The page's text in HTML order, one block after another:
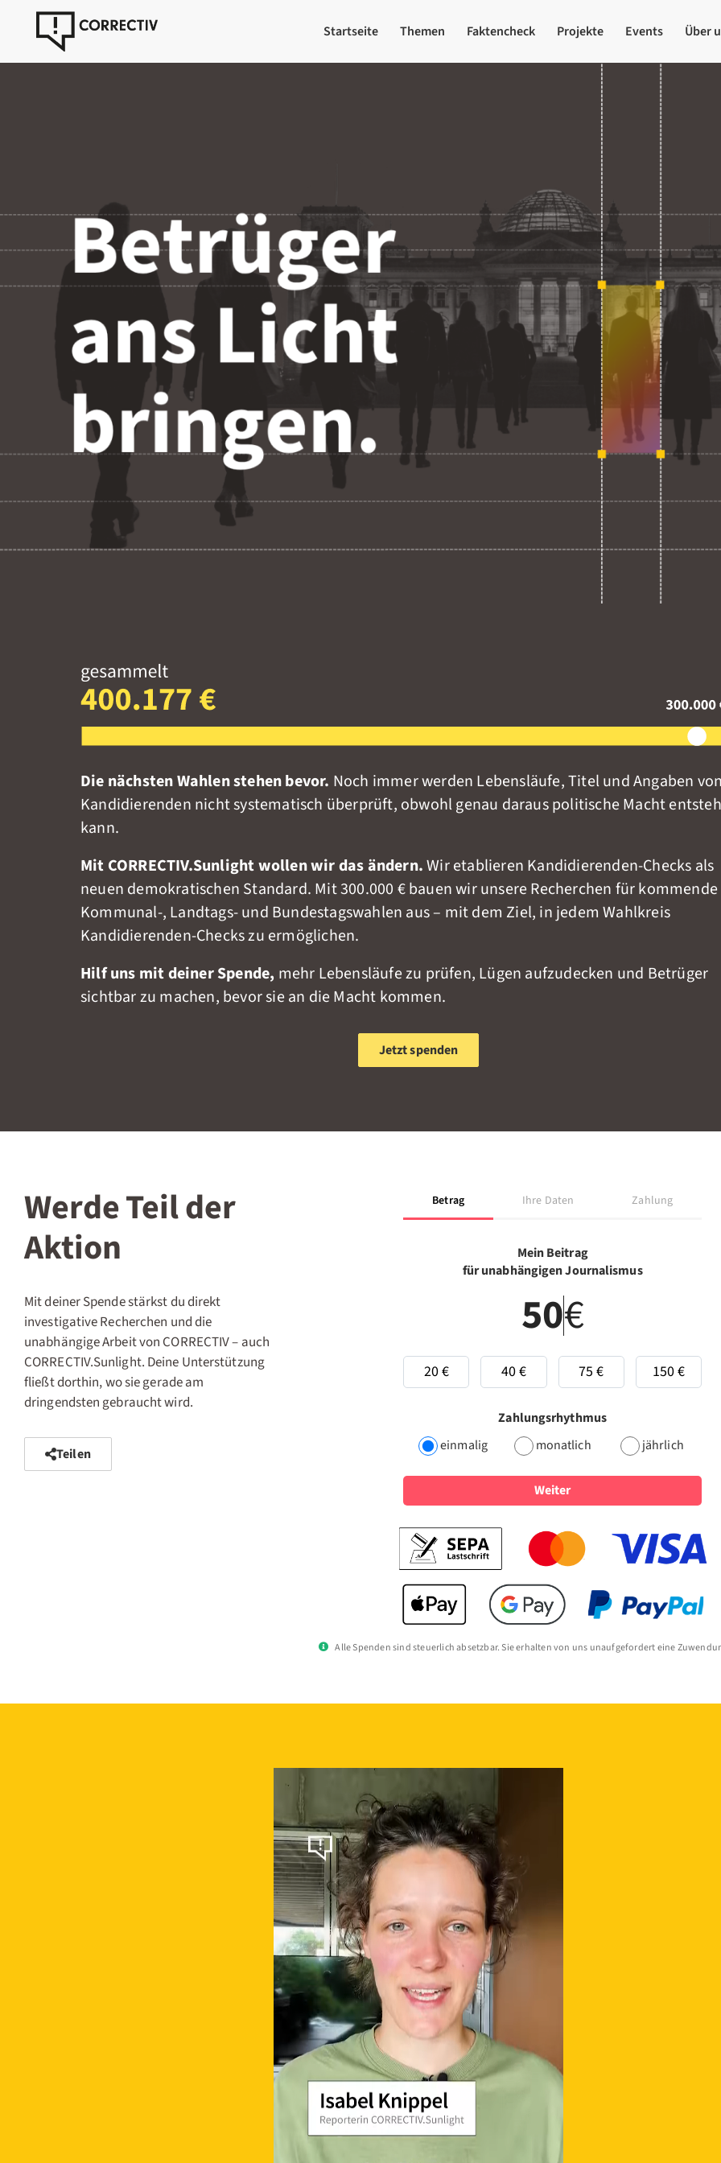
Startseite Themen Faktencheck Projekte Events Über
Die nächsten Wahlen stehen bevor. Noch immer werden Lebensläufe, Titel und Angaben von
Kandidierenden nicht systematisch überprüft, obwohl genau daraus politische Macht
kann.
Mit CORRECTIV.Sunlight wollen wir das ändern.Wir etablieren Kandidierenden-Checks als
neuen demokratischen Standard. Mit 300.000 € bauen wir unsere Recherchen für kommende
Kommunal-, Landtags- und Bundestagswahlen aus – mit dem Ziel, in jedem Wahlkreis
Kandidierenden-Checks zu ermöglichen.
Hilf uns mit deiner Spende, mehr Lebensläufe zu prüfen, Lügen aufzudecken und Betrüger
sichtbar zu machen, bevor sie an die Macht kommen.
Jetzt spenden
Werde Teil der
Aktion
Mit deiner Spende stärkst du direkt
investigative Recherchen und die
unabhängige Arbeit von CORRECTIV – auch
CORRECTIV.Sunlight. Deine Unterstützung
fließt dorthin, wo sie gerade am
dringendsten gebraucht wird.
Teilen
Betrag Ihre Daten Zahlung
Mein Beitrag
für unabhängigen Journalismus
€
20 € 40 € 75 € 150 €
Zahlungsrhythmus
einmalig
monatlich jährlich
Weiter
Alle Spenden sind steuerlich absetzbar. Sie erhalten von uns unaufgefordert eine